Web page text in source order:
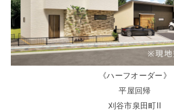
《ハーフオーダー》
平屋回帰
刈谷市泉田町II